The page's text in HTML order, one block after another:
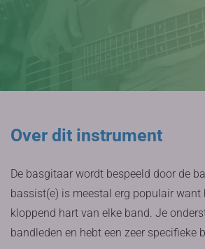
Over dit instrument
De basgitaar wordt bespeeld door de
bassist(e) is meestal erg populair
kloppend hart van elke band. Je
bandleden en hebt een zeer specifieke